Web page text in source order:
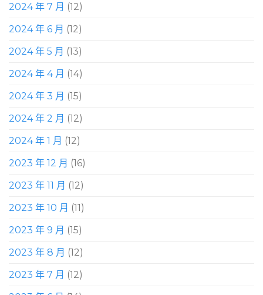
2024 年 7 月 (12)
2024 年 6 月 (12)
2024 年 5 月 (13)
2024 年 4 月 (14)
2024 年 3 月 (15)
2024 年 2 月 (12)
2024 年 1 月 (12)
2023 年 12 月 (16)
2023 年 11 月 (12)
2023 年 10 月 (11)
2023 年 9 月 (15)
2023 年 8 月 (12)
2023 年 7 月 (12)